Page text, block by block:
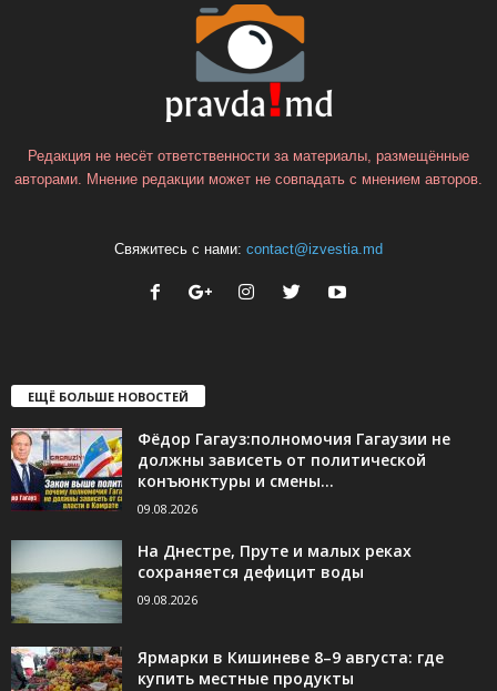
Редакция не несёт ответственности за материалы, размещённые
авторами. Мнение редакции может не совпадать с мнением авторов.
Свяжитесь с нами: contact@izvestia.md
ЕЩЁ БОЛЬШЕ НОВОСТЕЙ
Фёдор Гагауз:полномочия Гагаузии не
должны зависеть от политической
конъюнктуры и смены...
09.08.2026
На Днестре, Пруте и малых реках
сохраняется дефицит воды
09.08.2026
Ярмарки в Кишиневе 8–9 августа: где
купить местные продукты